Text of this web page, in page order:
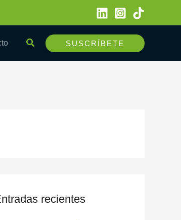
Buscar SUSCRÍBETE
recientes